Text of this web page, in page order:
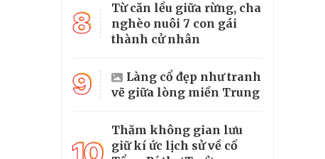
8
Từ căn lều giữa rừng, cha
nghèo nuôi 7 con gái
thành cử nhân
9
Làng cổ đẹp như tranh
vẽ giữa lòng miền Trung
Thăm không gian lưu
giữ kí ức lịch sử về cố